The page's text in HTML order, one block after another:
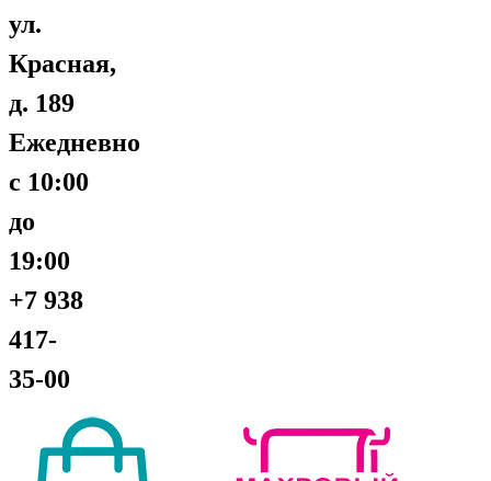
ул.
Красная,
д. 189
Ежедневно
с 10:00
до
19:00
+7 938
417-
35-00